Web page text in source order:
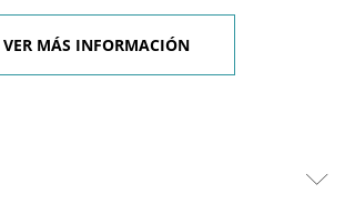
VER MÁS INFORMACIÓN